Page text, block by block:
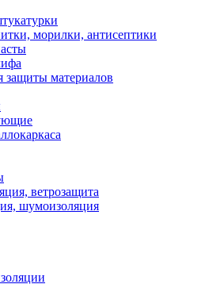
морилки, антисептики
защиты материалов
ветрозащита
шумоизоляция